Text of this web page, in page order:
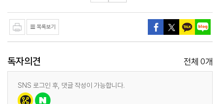
독자의견 전체 0개
SNS 로그인 후, 댓글 작성이 가능합니다.